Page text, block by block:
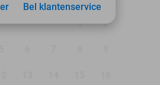
1 2
Bel klantenservice